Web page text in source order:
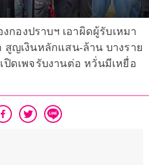
กองปราบฯ เอาผิดผู้รับเหมา
สูญเงินหลักแสน-ล้าน บางราย
ดเพจรับงานต่อ หวั่นมีเหยื่อ